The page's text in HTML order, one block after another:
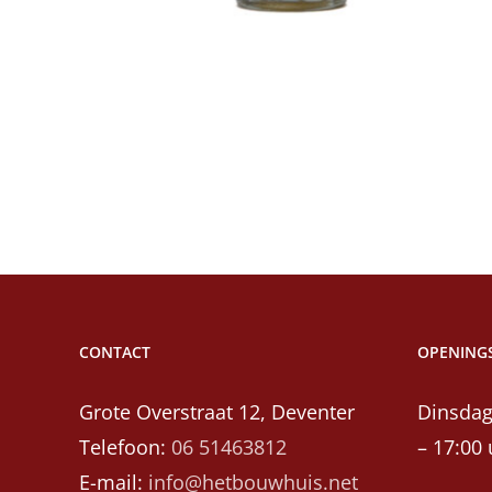
CONTACT
Grote Overstraat 12, Deventer
Telefoon: 06 51463812
E-mail: info@hetbouwhuis.net
– 17:00